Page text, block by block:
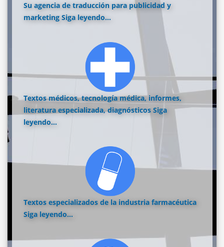
Su agencia de traducción para publicidad y
marketing Siga leyendo...
Textos médicos, tecnología médica, informes,
literatura especializada, diagnósticos Siga
leyendo...
Textos especializados de la industria farmacéutica
Siga leyendo...